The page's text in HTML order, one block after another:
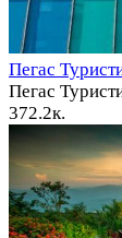
Пегас
Пегас
372.2к.